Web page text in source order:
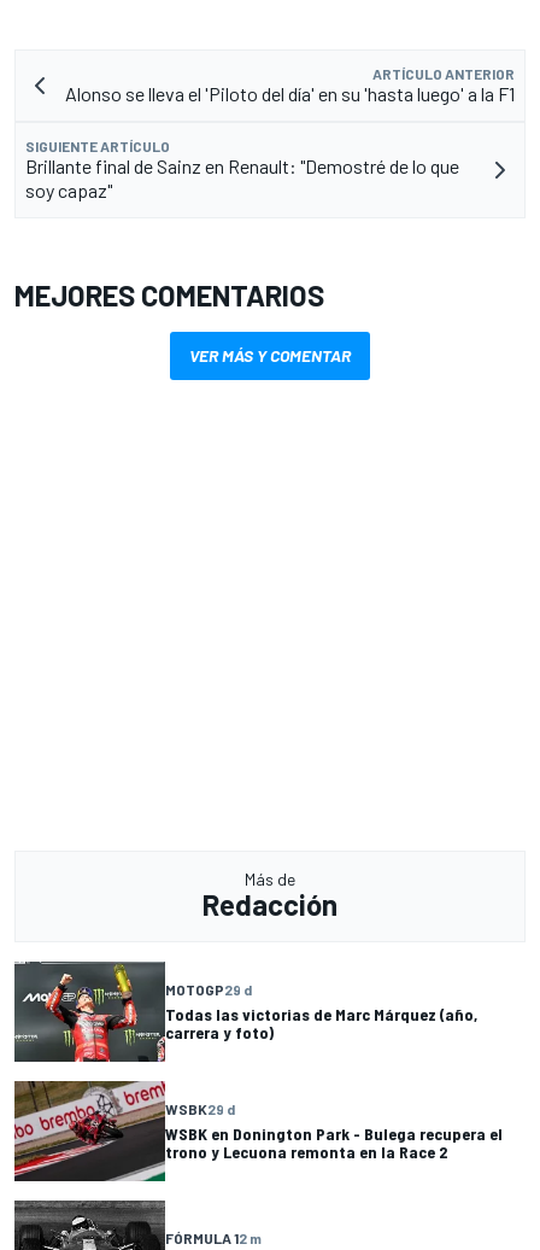
ARTÍCULO ANTERIOR
Alonso se lleva el 'Piloto del día' en su 'hasta luego' a la F1
SIGUIENTE ARTÍCULO
Brillante final de Sainz en Renault: "Demostré de lo que
soy capaz"
MEJORES COMENTARIOS
VER MÁS Y COMENTAR
Más de
Redacción
MOTOGP29 d
Todas las victorias de Marc Márquez (año,
carrera y foto)
WSBK29 d
WSBK en Donington Park - Bulega recupera el
trono y Lecuona remonta en la Race 2
FÓRMULA 12 m